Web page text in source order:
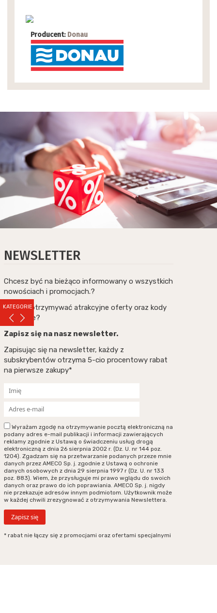
KATEGORIE
Producent: Donau
NEWSLETTER
Chcesz być na bieżąco informowany o wszystkich
nowościach i promocjach.?
Chcesz otrzymywać atrakcyjne oferty oraz kody
rabatowe?
Zapisz się na nasz newsletter.
Zapisując się na newsletter, każdy z
subskrybentów otrzyma 5-cio procentowy rabat
na pierwsze zakupy*
Wyrażam zgodę na otrzymywanie pocztą elektroniczną na
podany adres e-mail publikacji i informacji zawierających
reklamy zgodnie z Ustawą o świadczeniu usług drogą
elektroniczną z dnia 26 sierpnia 2002 r. (Dz. U. nr 144 poz.
1204). Zgadzam się na przetwarzanie podanych przeze mnie
danych przez AMECO Sp. j. zgodnie z Ustawą o ochronie
danych osobowych z dnia 29 sierpnia 1997 r (Dz. U. nr 133
poz. 883). Wiem, że przysługuje mi prawo wglądu do swoich
danych oraz prawo do ich poprawiania. AMECO Sp. j. nigdy
nie przekazuje adresów innym podmiotom. Użytkownik może
w każdej chwili zrezygnować z otrzymywania Newslettera.
* rabat nie łączy się z promocjami oraz ofertami specjalnymi